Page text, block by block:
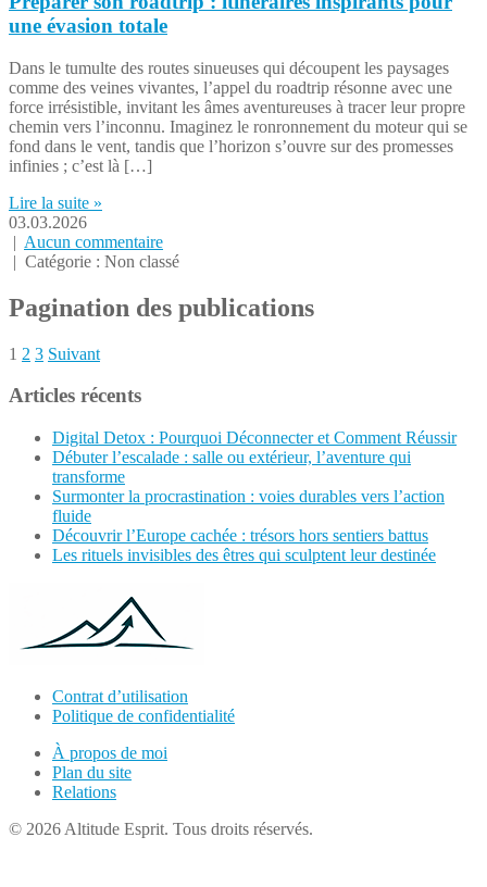
une évasion totale
Dans le tumulte des routes sinueuses qui découpent les paysages
comme des veines vivantes, l’appel du roadtrip résonne avec une
force irrésistible, invitant les âmes aventureuses à tracer leur propre
chemin vers l’inconnu. Imaginez le ronronnement du moteur qui se
fond dans le vent, tandis que l’horizon s’ouvre sur des promesses
infinies ; c’est là […]
Lire la suite »
03.03.2026
| Aucun commentaire
| Catégorie : Non classé
Pagination des publications
1 2 3 Suivant
Articles récents
Digital Detox : Pourquoi Déconnecter et Comment Réussir
Débuter l’escalade : salle ou extérieur, l’aventure qui
transforme
Surmonter la procrastination : voies durables vers l’action
fluide
Découvrir l’Europe cachée : trésors hors sentiers battus
Les rituels invisibles des êtres qui sculptent leur destinée
Contrat d’utilisation
Politique de confidentialité
À propos de moi
Plan du site
Relations
© 2026 Altitude Esprit. Tous droits réservés.